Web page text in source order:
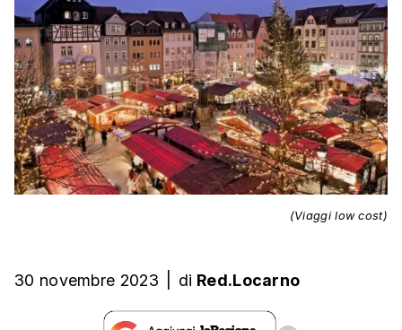
(Viaggi low cost)
30 novembre 2023 di Red.Locarno